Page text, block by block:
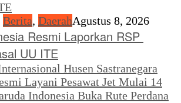
Berita, DaerahAgustus 8, 2026
Resmi Laporkan RSP
UU ITE